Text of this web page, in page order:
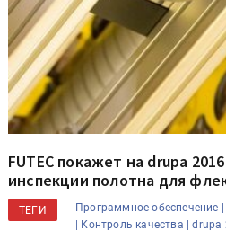
FUTEC покажет на drupa
инспекции полотна для
ТЕГИ Программное обеспечение |
Контроль качества | drupa